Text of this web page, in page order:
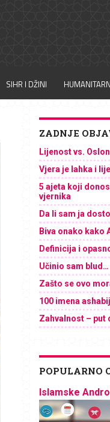
SIHR I DŽINI
ZADNJE
Lijenost vs.
Vjera je lahka i
5 ajeta koji
vjernika
Da li sam ja
Biva onako kako
Definicija i
Učinio sam blud…
Zašto se ovo
100 imena
Zahvalnost – put
POPULARNO
Islamske